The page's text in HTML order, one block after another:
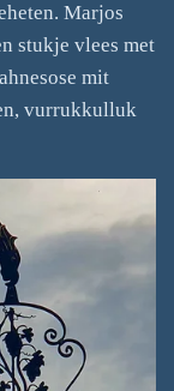
Marjos
stukje vlees met
mit
vurrukkulluk